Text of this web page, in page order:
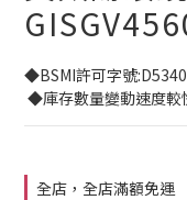
◆BSMI許可字號
◆庫存數量變動速度較
全店，全店滿額免運